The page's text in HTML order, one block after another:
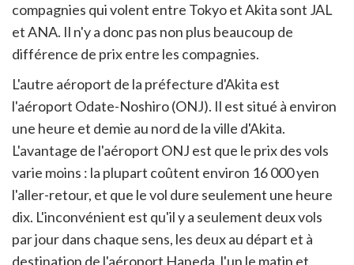
compagnies qui volent entre Tokyo et Akita sont JAL
et ANA. Il n'y a donc pas non plus beaucoup de
différence de prix entre les compagnies.
L'autre aéroport de la préfecture d'Akita est
l'aéroport Odate-Noshiro (ONJ). Il est situé à environ
une heure et demie au nord de la ville d'Akita.
L'avantage de l'aéroport ONJ est que le prix des vols
varie moins : la plupart coûtent environ 16 000 yen
l'aller-retour, et que le vol dure seulement une heure
dix. L'inconvénient est qu'il y a seulement deux vols
par jour dans chaque sens, les deux au départ et à
destination de l'aéroport Haneda, l'un le matin et